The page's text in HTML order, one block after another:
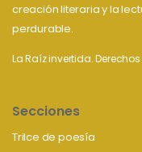
creación literaria y la
perdurable.
La Raíz invertida.
Secciones
Trilce de poesía